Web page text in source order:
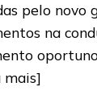
pelo novo
na
mais]